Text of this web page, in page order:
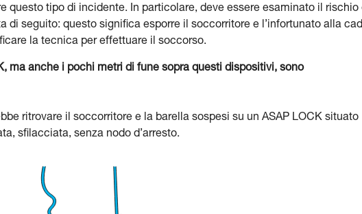
questo tipo di incidente. In particolare, deve essere esaminato il rischio
di seguito: questo significa esporre il soccorritore e l’infortunato alla
la tecnica per effettuare il soccorso.
ma anche i pochi metri di fune sopra questi dispositivi, sono
ritrovare il soccorritore e la barella sospesi su un ASAP LOCK situato
sfilacciata, senza nodo d’arresto.